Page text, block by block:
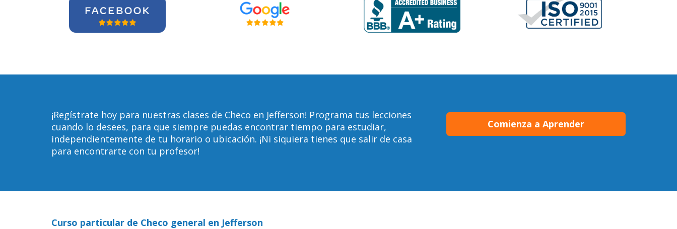
¡Regístrate hoy para nuestras clases de Checo en Jefferson! Programa tus lecciones
cuando lo desees, para que siempre puedas encontrar tiempo para estudiar,
independientemente de tu horario o ubicación. ¡Ni siquiera tienes que salir de casa
para encontrarte con tu profesor!
Comienza a Aprender
Curso particular de Checo general en Jefferson